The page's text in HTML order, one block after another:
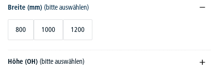
Breite (mm) (bitte auswählen)
800 1000 1200
Höhe (OH) (bitte auswählen)